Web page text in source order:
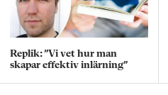
Replik: ”Vi vet hur man
skapar effektiv inlärning”